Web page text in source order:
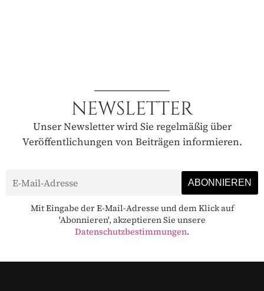
NEWSLETTER
Unser Newsletter wird Sie regelmäßig über
Veröffentlichungen von Beiträgen informieren.
Mit Eingabe der E-Mail-Adresse und dem Klick auf
'Abonnieren', akzeptieren Sie unsere
Datenschutzbestimmungen.